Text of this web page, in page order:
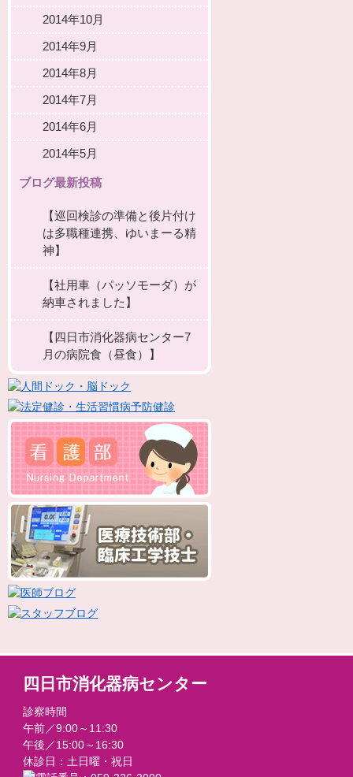
2014年10月
2014年9月
2014年8月
2014年7月
2014年6月
2014年5月
ブログ最新投稿
【巡回検診の準備と後片付け
は多職種連携、ゆいまーる精
神】
【社用車（パッソモーダ）が
納車されました】
【四日市消化器病センター7
月の病院食（昼食）】
四日市消化器病センター
診察時間
午前／9:00～11:30
午後／15:00～16:30
休診日：土日曜・祝日